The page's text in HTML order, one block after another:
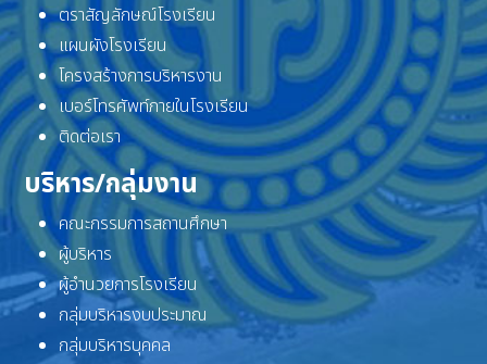
ตราสัญลักษณ์โรงเรียน
แผนผังโรงเรียน
โครงสร้างการบริหารงาน
เบอร์โทรศัพท์ภายในโรงเรียน
ติดต่อเรา
บริหาร/กลุ่มงาน
คณะกรรมการสถานศึกษา
ผู้บริหาร
ผู้อำนวยการโรงเรียน
กลุ่มบริหารงบประมาณ
กลุ่มบริหารบุคคล